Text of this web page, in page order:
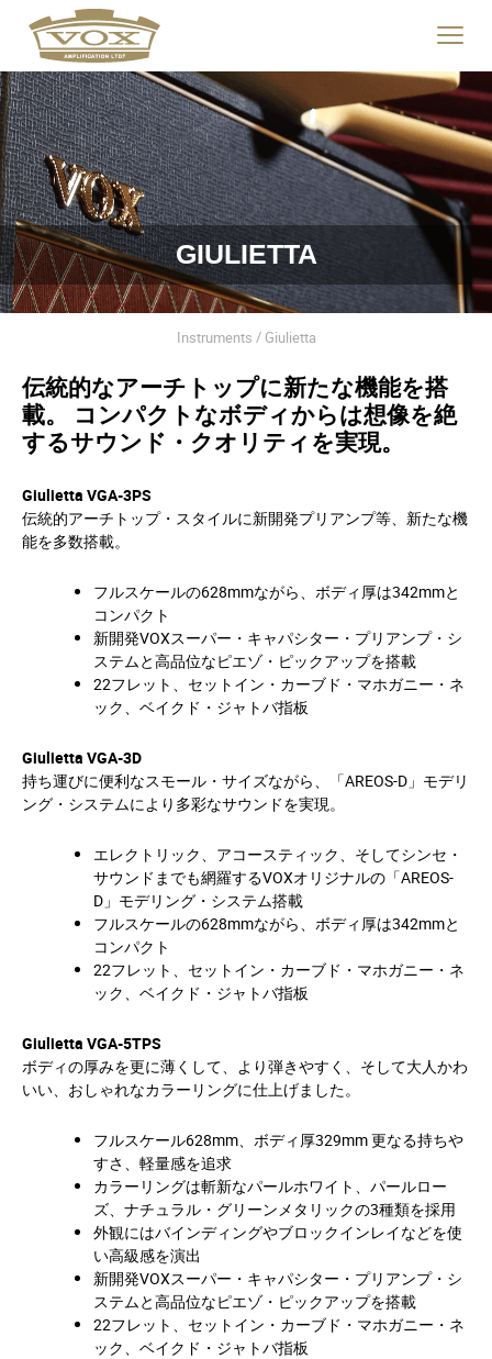
logo
link
to
home
page
Click
to
menu.
GIULIETTA
Instruments / Giulietta
伝統的なアーチトップに新たな機能を搭
載。 コンパクトなボディからは想像を絶
するサウンド・クオリティを実現。
Giulietta VGA-3PS
伝統的アーチトップ・スタイルに新開発プリアンプ等、新たな機
能を多数搭載。
フルスケールの628mmながら、ボディ厚は342mmと
コンパクト
新開発VOXスーパー・キャパシター・プリアンプ・シ
ステムと高品位なピエゾ・ピックアップを搭載
22フレット、セットイン・カーブド・マホガニー・ネ
ック、ベイクド・ジャトバ指板
Giulietta VGA-3D
持ち運びに便利なスモール・サイズながら、「AREOS-D」モデリ
ング・システムにより多彩なサウンドを実現。
エレクトリック、アコースティック、そしてシンセ・
サウンドまでも網羅するVOXオリジナルの「AREOS-
D」モデリング・システム搭載
フルスケールの628mmながら、ボディ厚は342mmと
コンパクト
22フレット、セットイン・カーブド・マホガニー・ネ
ック、ベイクド・ジャトバ指板
Giulietta VGA-5TPS
ボディの厚みを更に薄くして、より弾きやすく、そして大人かわ
いい、おしゃれなカラーリングに仕上げました。
フルスケール628mm、ボディ厚329mm 更なる持ちや
すさ、軽量感を追求
カラーリングは斬新なパールホワイト、パールロー
ズ、ナチュラル・グリーンメタリックの3種類を採用
外観にはバインディングやブロックインレイなどを使
い高級感を演出
新開発VOXスーパー・キャパシター・プリアンプ・シ
ステムと高品位なピエゾ・ピックアップを搭載
22フレット、セットイン・カーブド・マホガニー・ネ
ック、ベイクド・ジャトバ指板